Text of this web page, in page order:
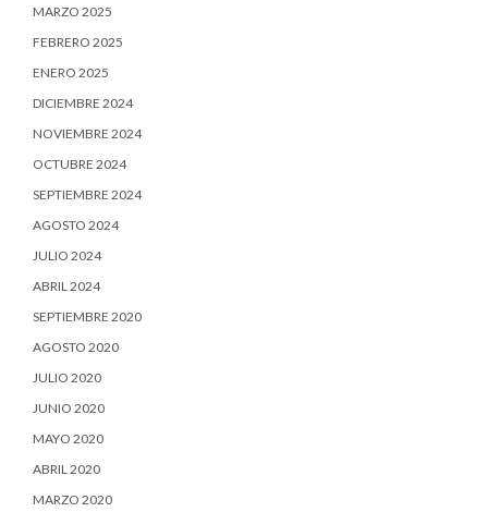
MARZO 2025
FEBRERO 2025
ENERO 2025
DICIEMBRE 2024
NOVIEMBRE 2024
OCTUBRE 2024
SEPTIEMBRE 2024
AGOSTO 2024
JULIO 2024
ABRIL 2024
SEPTIEMBRE 2020
AGOSTO 2020
JULIO 2020
JUNIO 2020
MAYO 2020
ABRIL 2020
MARZO 2020